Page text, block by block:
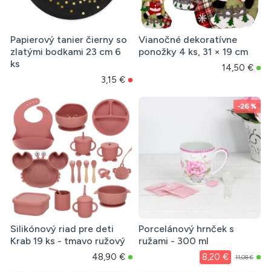
Papierový tanier čierny so
zlatými bodkami 23 cm 6
ks
3,15 €
Vianočné dekoratívne
ponožky 4 ks, 31 × 19 cm
14,50 €
Silikónový riad pre deti
Krab 19 ks - tmavo ružový
48,90 €
-26 %
Porcelánový hrnček s
ružami - 300 ml
8,20 € 11,08 €